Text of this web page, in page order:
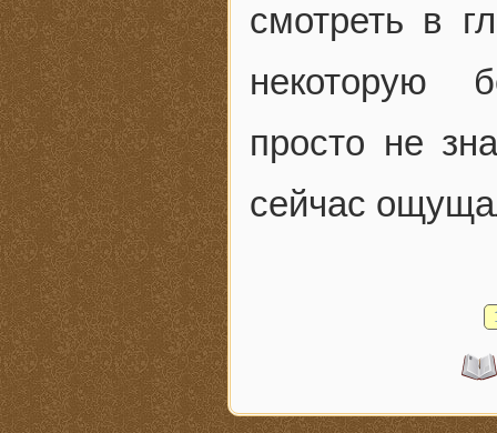
смотреть в
некоторую
просто не
сейчас